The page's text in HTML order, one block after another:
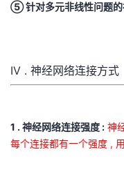
⑤ 针对多元非线性问题的
IV . 神经网络连接方式
1 . 神经网络连接强度 : 神
每个连接都有一个强度 ,